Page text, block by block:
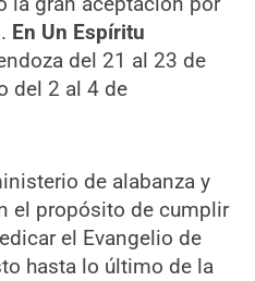
En Un Espíritu
del 21 al 23 de
del 2 al 4 de
de alabanza y
el propósito de cumplir
el Evangelio de
hasta lo último de la